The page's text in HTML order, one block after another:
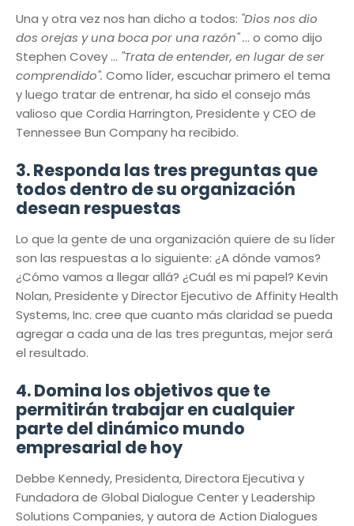
Una y otra vez nos han dicho a todos: "Dios nos dio
dos orejas y una boca por una razón" ... o como dijo
Stephen Covey ... "Trata de entender, en lugar de ser
comprendido". Como líder, escuchar primero el tema
y luego tratar de entrenar, ha sido el consejo más
valioso que Cordia Harrington, Presidente y CEO de
Tennessee Bun Company ha recibido.
3. Responda las tres preguntas que
todos dentro de su organización
desean respuestas
Lo que la gente de una organización quiere de su líder
son las respuestas a lo siguiente: ¿A dónde vamos?
¿Cómo vamos a llegar allá? ¿Cuál es mi papel? Kevin
Nolan, Presidente y Director Ejecutivo de Affinity Health
Systems, Inc. cree que cuanto más claridad se pueda
agregar a cada una de las tres preguntas, mejor será
el resultado.
4. Domina los objetivos que te
permitirán trabajar en cualquier
parte del dinámico mundo
empresarial de hoy
Debbe Kennedy, Presidenta, Directora Ejecutiva y
Fundadora de Global Dialogue Center y Leadership
Solutions Companies, y autora de Action Dialogues